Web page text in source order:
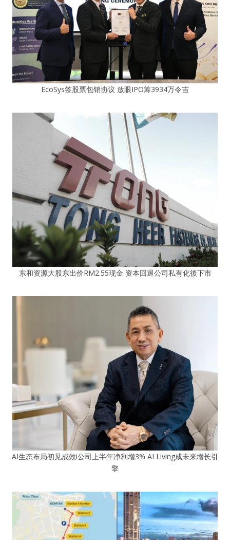
EcoSys签股票包销协议 放眼IPO筹3934万令吉
东和资源大股东出价RM2.55现金 资本回退公司私有化後下市
AI生态布局初见成效i公司上半年净利增3% AI Living成未来增长引
擎